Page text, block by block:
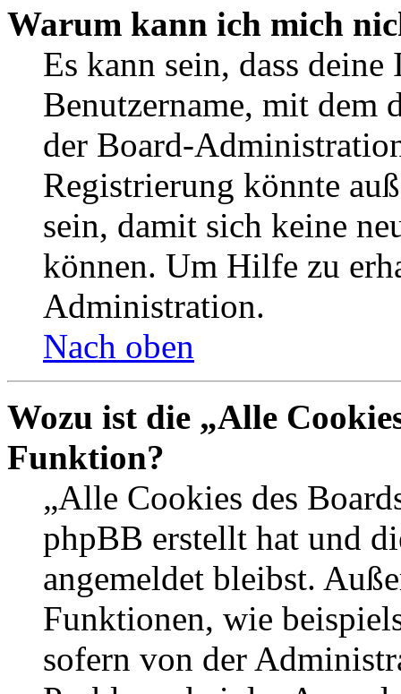
Warum kann ich mich
Es kann sein, dass
Benutzername, mit dem
der Board-
Registrierung könnte
sein, damit sich keine
können. Um Hilfe zu
Administration.
Nach oben
Wozu ist die „Alle
Funktion?
„Alle Cookies des
phpBB erstellt hat und
angemeldet bleibst.
Funktionen, wie
sofern von der